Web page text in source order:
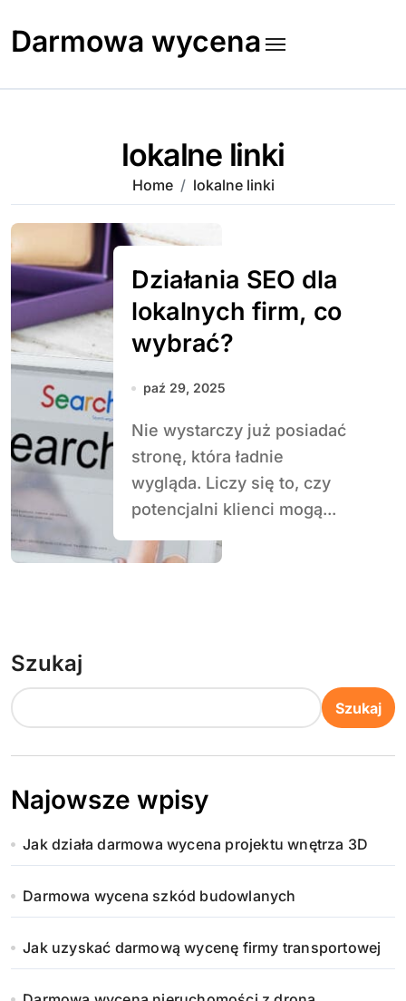
content
Darmowa wycena
lokalne linki
Home lokalne linki
Działania SEO dla
lokalnych firm, co
wybrać?
paź 29, 2025
Nie wystarczy już posiadać
stronę, która ładnie
wygląda. Liczy się to, czy
potencjalni klienci mogą...
Szukaj
Szukaj
Najowsze wpisy
Jak działa darmowa wycena projektu wnętrza 3D
Darmowa wycena szkód budowlanych
Jak uzyskać darmową wycenę firmy transportowej